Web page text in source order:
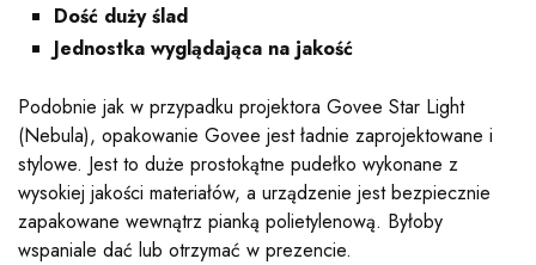
Dość duży ślad
Jednostka wyglądająca na jakość
Podobnie jak w przypadku projektora Govee Star Light
(Nebula), opakowanie Govee jest ładnie zaprojektowane i
stylowe. Jest to duże prostokątne pudełko wykonane z
wysokiej jakości materiałów, a urządzenie jest bezpiecznie
zapakowane wewnątrz pianką polietylenową. Byłoby
wspaniale dać lub otrzymać w prezencie.